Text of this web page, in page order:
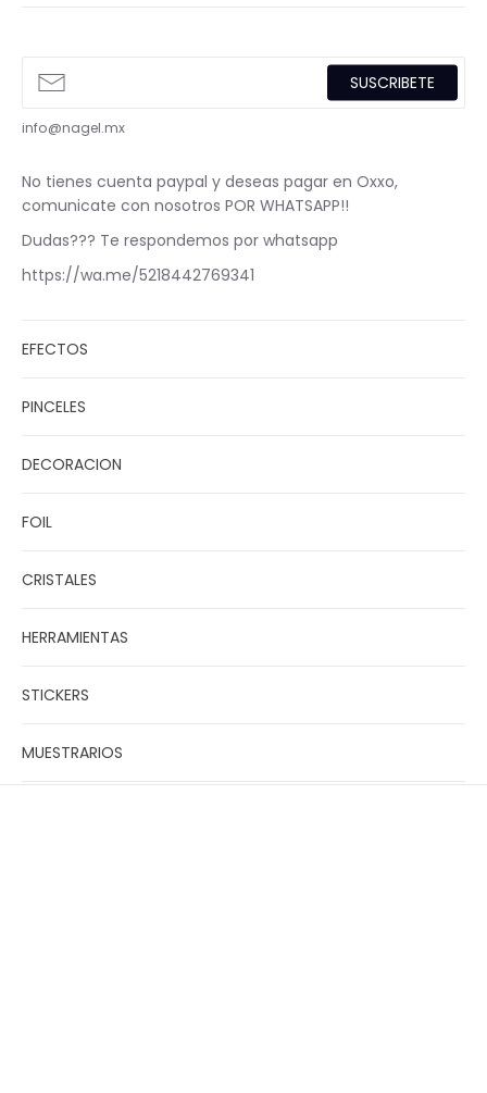
SUSCRIBETE
info@nagel.mx
No tienes cuenta paypal y deseas pagar en Oxxo,
comunicate con nosotros POR WHATSAPP!!
Dudas??? Te respondemos por whatsapp
https://wa.me/5218442769341
EFECTOS
PINCELES
DECORACION
FOIL
CRISTALES
HERRAMIENTAS
STICKERS
MUESTRARIOS